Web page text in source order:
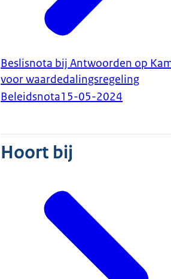
Beslisnota bij Antwoorden op
voor waardedalingsregeling
Beleidsnota15-05-2024
Hoort bij